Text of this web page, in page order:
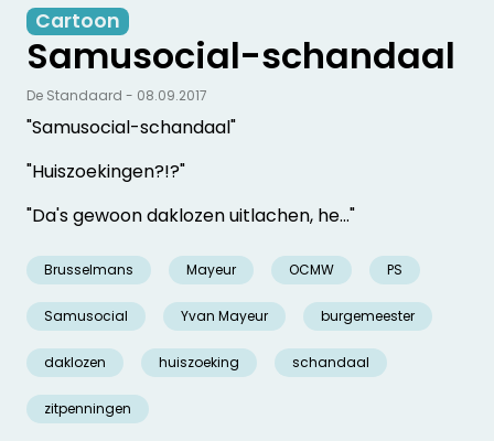
Cartoon
Samusocial-schandaal
"Samusocial-schandaal"
"Huiszoekingen?!?"
"Da's gewoon daklozen uitlachen, he..."
Brusselmans Mayeur OCMW PS
Samusocial Yvan Mayeur burgemeester
daklozen huiszoeking schandaal
zitpenningen
De Standaard - 08.09.2017